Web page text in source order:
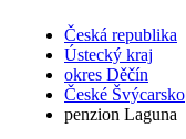
Česká republika
Ústecký kraj
okres Děčín
České Švýcarsko
penzion Laguna